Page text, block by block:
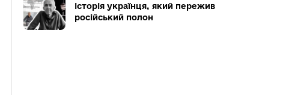
історія українця, який пережив
російський полон